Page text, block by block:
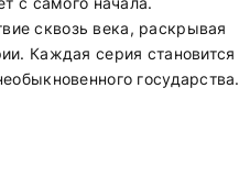
сквозь века, раскрывая
Каждая серия становится
государства.